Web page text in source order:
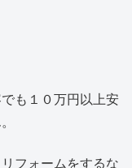
も１０万円以上安
フォームをするな